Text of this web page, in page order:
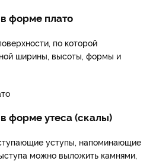
форме плато
по которой
ширины, высоты, формы и
форме утеса (скалы)
уступы, напоминающие
можно выложить камнями,